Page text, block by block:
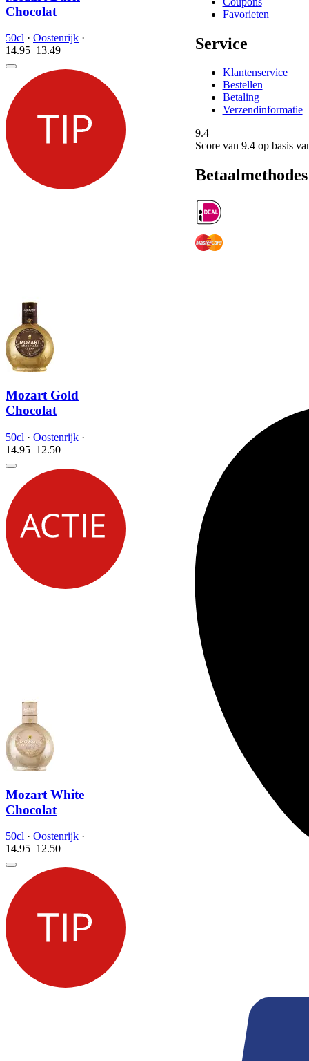
Chocolat
50cl · Oostenrijk ·
14.95 13.49
Mozart Gold
Chocolat
50cl · Oostenrijk ·
14.95 12.50
Mozart White
Chocolat
50cl · Oostenrijk ·
14.95 12.50
Favorieten
Service
Klantenservice
Bestellen
Betaling
Verzendinformatie
9.4
Score van 9.4op basis
Betaalmethodes